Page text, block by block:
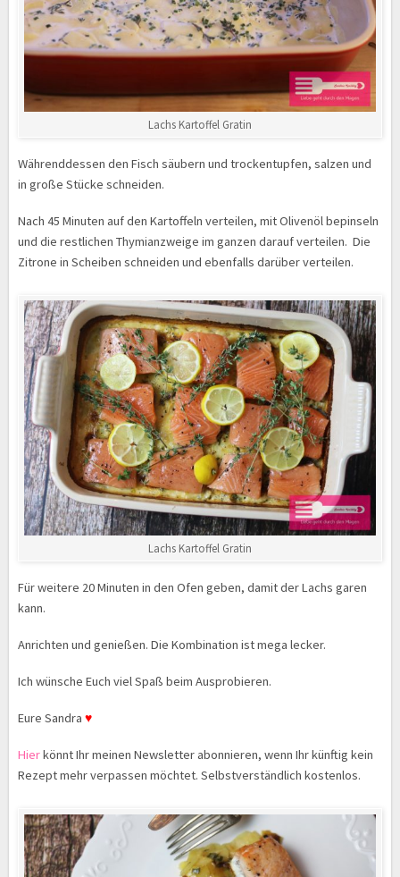
Lachs Kartoffel Gratin
Währenddessen den Fisch säubern und trockentupfen, salzen und
in große Stücke schneiden.
Nach 45 Minuten auf den Kartoffeln verteilen, mit Olivenöl bepinseln
und die restlichen Thymianzweige im ganzen darauf verteilen. Die
Zitrone in Scheiben schneiden und ebenfalls darüber verteilen.
Lachs Kartoffel Gratin
Für weitere 20 Minuten in den Ofen geben, damit der Lachs garen
kann.
Anrichten und genießen. Die Kombination ist mega lecker.
Ich wünsche Euch viel Spaß beim Ausprobieren.
Eure Sandra ♥
Hierkönnt Ihr meinen Newsletter abonnieren, wenn Ihr künftig kein
Rezept mehr verpassen möchtet. Selbstverständlich kostenlos.